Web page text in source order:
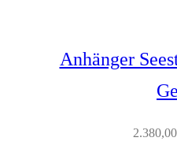
Anhänger
2.380,00